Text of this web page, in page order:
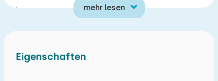
Ferienhaus entfernt befindet sich eine Skischule
einen Vergnügungspark, einen Zoo, Geschäfte,
mehr lesen
Eigenschaften